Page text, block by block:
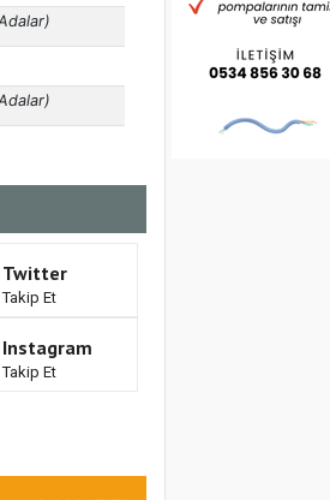
Twitter
Takip Et
Instagram
Takip Et